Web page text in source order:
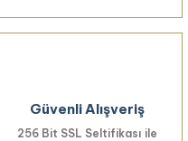
Güvenli Alışveriş
256 Bit SSL Seltifikası ile